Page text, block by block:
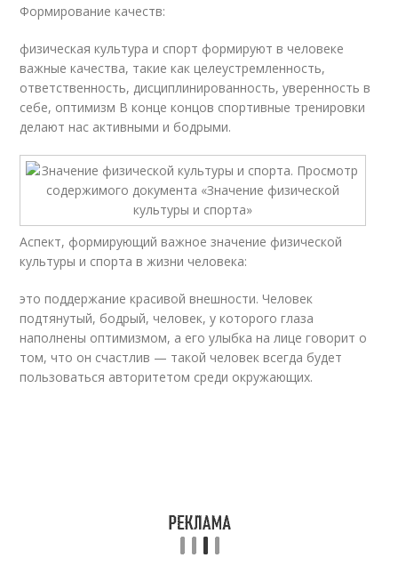
Формирование качеств:
физическая культура и спорт формируют в человеке
важные качества, такие как целеустремленность,
ответственность, дисциплинированность, уверенность в
себе, оптимизм В конце концов спортивные тренировки
делают нас активными и бодрыми.
Аспект, формирующий важное значение физической
культуры и спорта в жизни человека:
это поддержание красивой внешности. Человек
подтянутый, бодрый, человек, у которого глаза
наполнены оптимизмом, а его улыбка на лице говорит о
том, что он счастлив — такой человек всегда будет
пользоваться авторитетом среди окружающих.